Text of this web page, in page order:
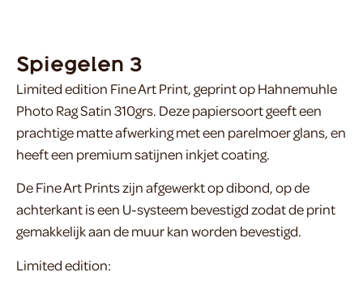
Spiegelen 3
Limited edition Fine Art Print, geprint op Hahnemuhle
Photo Rag Satin 310grs. Deze papiersoort geeft een
prachtige matte afwerking met een parelmoer glans, en
heeft een premium satijnen inkjet coating.
De Fine Art Prints zijn afgewerkt op dibond, op de
achterkant is een U-systeem bevestigd zodat de print
gemakkelijk aan de muur kan worden bevestigd.
Limited edition: